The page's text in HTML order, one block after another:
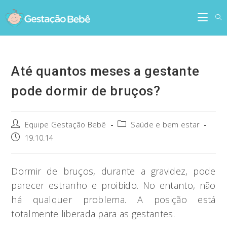
to
content
Até quantos meses a gestante
pode dormir de bruços?
Post
author:
Equipe Gestação Bebê
PostSaúde e bem estar
Post19.10.14
Dormir de bruços, durante a gravidez, pode
parecer estranho e proibido. No entanto, não
há qualquer problema. A posição está
totalmente liberada para as gestantes.